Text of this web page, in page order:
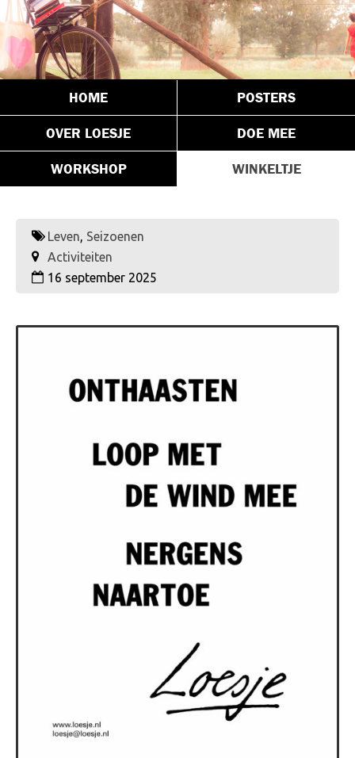
HOME POSTERS
OVER LOESJE DOE MEE
WORKSHOP WINKELTJE
Leven, Seizoenen
Activiteiten
16 september 2025